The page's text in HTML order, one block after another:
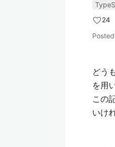
24
どう
を用
この
いけ